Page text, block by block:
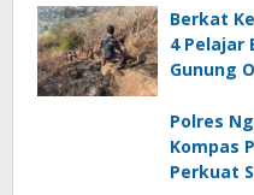
Berkat
4 Pelajar
Gunung
Polres
Kompas
Perkuat